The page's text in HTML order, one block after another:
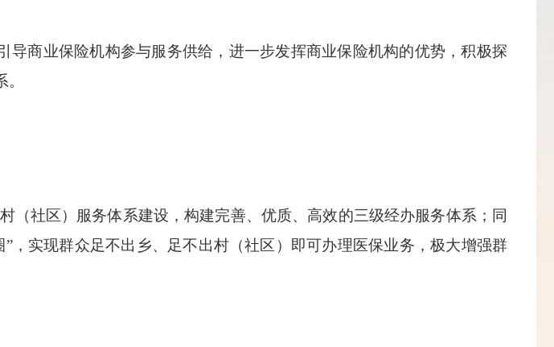
商业保险机构参与服务供给，进一步发挥商业保险机构的优势，积极探
社区）服务体系建设，构建完善、优质、高效的三级经办服务体系；同
，实现群众足不出乡、足不出村（社区）即可办理医保业务，极大增强群